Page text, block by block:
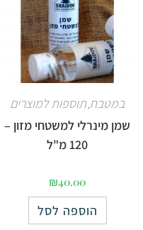
במטבח, תוספות למוצרים
שמן מינרלי למשטחי מזון –
120 מ"ל
₪40.00
הוספה לסל